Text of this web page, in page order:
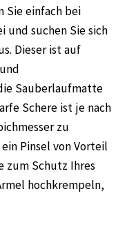
Sie einfach bei
und suchen Sie sich
Dieser ist auf
Sauberlaufmatte
Schere ist je nach
zu
Pinsel von Vorteil
zum Schutz Ihres
hochkrempeln,